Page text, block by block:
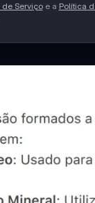
de Serviçoe a Política